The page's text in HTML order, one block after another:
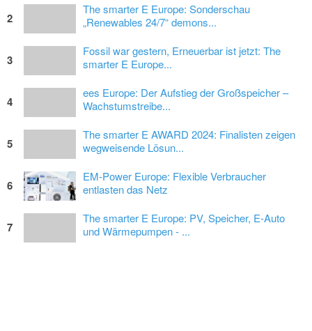
2
The smarter E Europe: Sonderschau
„Renewables 24/7“ demons...
3
Fossil war gestern, Erneuerbar ist jetzt: The
smarter E Europe...
4
ees Europe: Der Aufstieg der Großspeicher –
Wachstumstreibe...
5
The smarter E AWARD 2024: Finalisten zeigen
wegweisende Lösun...
6
EM-Power Europe: Flexible Verbraucher
entlasten das Netz
7
The smarter E Europe: PV, Speicher, E-Auto
und Wärmepumpen - ...